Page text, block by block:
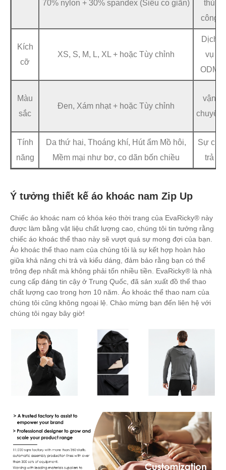
70% nylon + 30% spandex (Siêu co giãn)
thủ
công
Kích
cỡ
XS, S, M, L, XL + hoặc Tùy chỉnh
Dịch
vụ
ODM
Màu
sắc
Đen, Xám nhạt + hoặc Tùy chỉnh
vận
chuyển
Tính
năng
Da thứ hai, Thoáng khí, Hút ẩm Mồ hôi,
Mềm mại như bơ, co dãn bốn chiều
Sự chi
trả
Ý tưởng thiết kế áo khoác nam Zip Up
Chiếc áo khoác nam có khóa kéo thời trang của EvaRicky® này
được làm bằng vật liệu chất lượng cao, chúng tôi tin tưởng rằng
chiếc áo khoác thể thao này sẽ vượt quá sự mong đợi của bạn.
Áo khoác thể thao nam của chúng tôi là sự kết hợp hoàn hảo
giữa khả năng chi trả và kiểu dáng, đảm bảo rằng bạn có thể
trông đẹp nhất mà không phải tốn nhiều tiền. EvaRicky® là nhà
cung cấp đáng tin cậy ở Trung Quốc, đã sản xuất đồ thể thao
chất lượng cao trong hơn 10 năm. Áo khoác thể thao nam của
chúng tôi cũng không ngoại lệ. Chào mừng bạn đến liên hệ với
chúng tôi ngay bây giờ!